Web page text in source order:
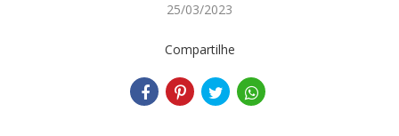
25/03/2023
Compartilhe